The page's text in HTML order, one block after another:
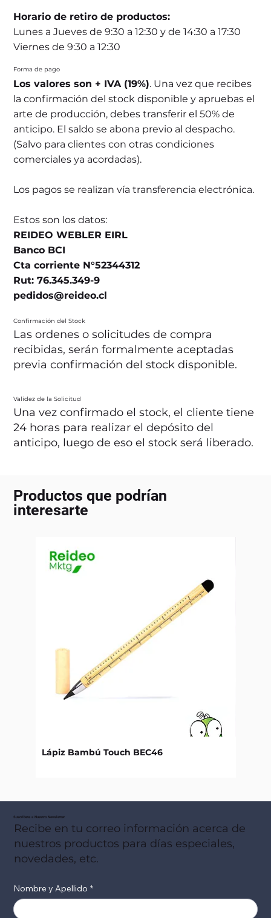
Horario de retiro de productos:
Lunes a Jueves de 9:30 a 12:30 y de 14:30 a 17:30
Viernes de 9:30 a 12:30
Forma de pago
Los valores son + IVA (19%). Una vez que recibes
la confirmación del stock disponible y apruebas el
arte de producción, debes transferir el 50% de
anticipo. El saldo se abona previo al despacho.
(Salvo para clientes con otras condiciones
comerciales ya acordadas).
Los pagos se realizan vía transferencia electrónica.
Estos son los datos:
REIDEO WEBLER EIRL
Banco BCI
Cta corriente N°52344312
Rut: 76.345.349-9
pedidos@reideo.cl
Confirmación del Stock
Las ordenes o solicitudes de compra
recibidas, serán formalmente aceptadas
previa confirmación del stock disponible.
Validez de la Solicitud
Una vez confirmado el stock, el cliente tiene
24 horas para realizar el depósito del
anticipo, luego de eso el stock será liberado.
Productos que podrían
interesarte
Lápiz Bambú Touch BEC46
Suscribete a Nuestro Newsletter
Recibe en tu correo información acerca de
nuestros productos para días especiales,
novedades, etc.
Nombre y Apellido *